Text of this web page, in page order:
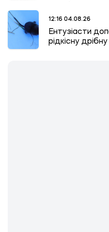
12:16 04.08.26
Ентузіасти
рідкісну